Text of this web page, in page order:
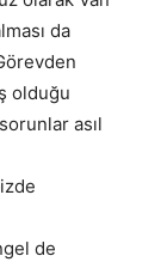
da
olduğu
asıl
de